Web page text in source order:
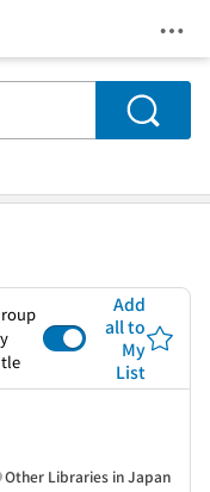
Search
Add
all to
My
List
Other Libraries in Japan